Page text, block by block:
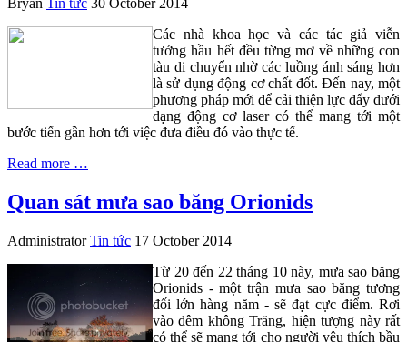
Bryan Tin tức 30 October 2014
Các nhà khoa học và các tác giả viễn
tưởng hầu hết đều từng mơ về những con
tàu di chuyển nhờ các luồng ánh sáng hơn
là sử dụng động cơ chất đốt. Đến nay, một
phương pháp mới để cải thiện lực đẩy dưới
dạng động cơ laser có thể mang tới một
bước tiến gần hơn tới việc đưa điều đó vào thực tế.
Read more …
Quan sát mưa sao băng Orionids
Administrator Tin tức 17 October 2014
Từ 20 đến 22 tháng 10 này, mưa sao băng
Orionids - một trận mưa sao băng tương
đối lớn hàng năm - sẽ đạt cực điểm. Rơi
vào đêm không Trăng, hiện tượng này rất
có thể sẽ mang tới cho người yêu thích bầu